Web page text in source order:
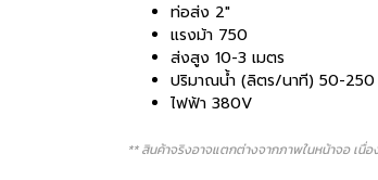
ท่อส่ง 2"
แรงม้า 750
ส่งสูง 10-3 เมตร
ปริมาณน้ำ (ลิตร/นาที) 50-250
ไฟฟ้า 380V
** สินค้าจริงอาจแตกต่างจากภาพในหน้าจอ เนื่